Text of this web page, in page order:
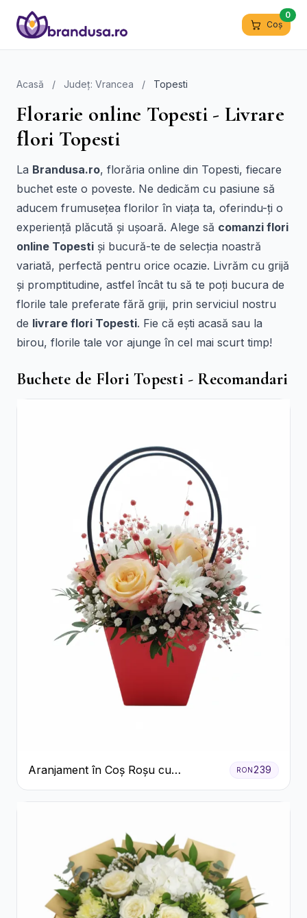
Coș
0
Acasă / Județ: Vrancea / Topesti
Florarie online Topesti - Livrare
flori Topesti
La Brandusa.ro, florăria online din Topesti, fiecare
buchet este o poveste. Ne dedicăm cu pasiune să
aducem frumusețea florilor în viața ta, oferindu-ți o
experiență plăcută și ușoară. Alege să comanzi flori
online Topesti și bucură-te de selecția noastră
variată, perfectă pentru orice ocazie. Livrăm cu grijă
și promptitudine, astfel încât tu să te poți bucura de
florile tale preferate fără griji, prin serviciul nostru
de livrare flori Topesti. Fie că ești acasă sau la
birou, florile tale vor ajunge în cel mai scurt timp!
Buchete de Flori Topesti - Recomandari
Aranjament în Coș Roșu cu
Trandafiri și Crizanteme Albe
RON239